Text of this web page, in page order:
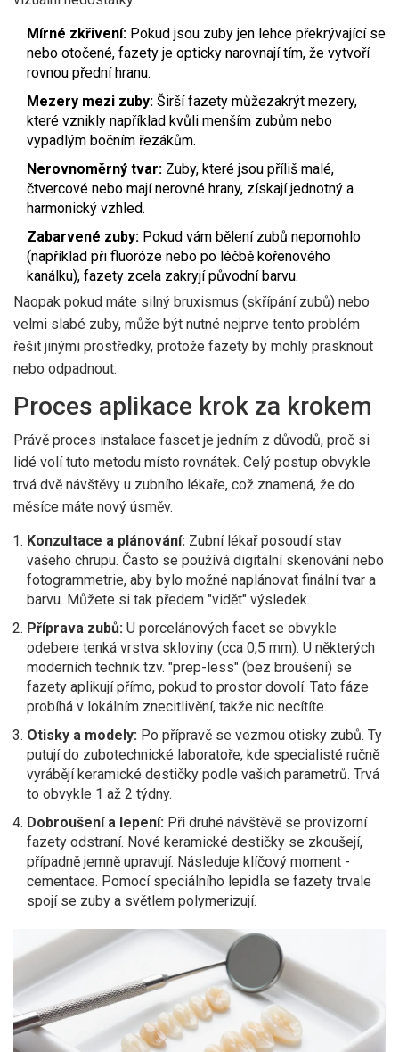
Mírné zkřivení: Pokud jsou zuby jen lehce překrývající se
nebo otočené, fazety je opticky narovnají tím, že vytvoří
rovnou přední hranu.
Mezery mezi zuby: Širší fazety můžezakrýt mezery,
které vznikly například kvůli menším zubům nebo
vypadlým bočním řezákům.
Nerovnoměrný tvar: Zuby, které jsou příliš malé,
čtvercové nebo mají nerovné hrany, získají jednotný a
harmonický vzhled.
Zabarvené zuby: Pokud vám bělení zubů nepomohlo
(například při fluoróze nebo po léčbě kořenového
kanálku), fazety zcela zakryjí původní barvu.
Naopak pokud máte silný bruxismus (skřípání zubů) nebo
velmi slabé zuby, může být nutné nejprve tento problém
řešit jinými prostředky, protože fazety by mohly prasknout
nebo odpadnout.
Proces aplikace krok za krokem
Právě proces instalace fascet je jedním z důvodů, proč si
lidé volí tuto metodu místo rovnátek. Celý postup obvykle
trvá dvě návštěvy u zubního lékaře, což znamená, že do
měsíce máte nový úsměv.
Konzultace a plánování: Zubní lékař posoudí stav
vašeho chrupu. Často se používá digitální skenování nebo
fotogrammetrie, aby bylo možné naplánovat finální tvar a
barvu. Můžete si tak předem "vidět" výsledek.
Příprava zubů: U porcelánových facet se obvykle
odebere tenká vrstva skloviny (cca 0,5 mm). U některých
moderních technik tzv. "prep-less" (bez broušení) se
fazety aplikují přímo, pokud to prostor dovolí. Tato fáze
probíhá v lokálním znecitlivění, takže nic necítíte.
Otisky a modely: Po přípravě se vezmou otisky zubů. Ty
putují do zubotechnické laboratoře, kde specialisté ručně
vyrábějí keramické destičky podle vašich parametrů. Trvá
to obvykle 1 až 2 týdny.
Dobroušení a lepení: Při druhé návštěvě se provizorní
fazety odstraní. Nové keramické destičky se zkoušejí,
případně jemně upravují. Následuje klíčový moment -
cementace. Pomocí speciálního lepidla se fazety trvale
spojí se zuby a světlem polymerizují.